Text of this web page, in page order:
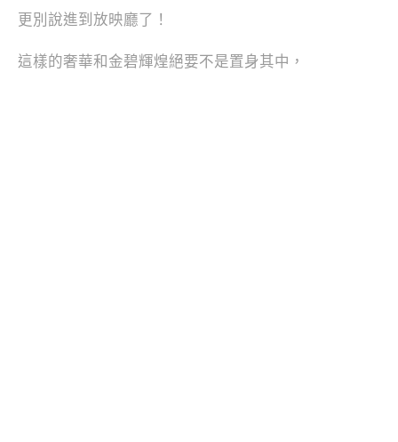
更別說進到放映廳了！
這樣的奢華和金碧輝煌絕要不是置身其中，